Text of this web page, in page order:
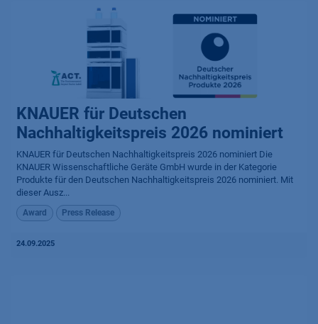
KNAUER für Deutschen
Nachhaltigkeitspreis 2026 nominiert
KNAUER für Deutschen Nachhaltigkeitspreis 2026 nominiert Die
KNAUER Wissenschaftliche Geräte GmbH wurde in der Kategorie
Produkte für den Deutschen Nachhaltigkeitspreis 2026 nominiert. Mit
dieser Ausz...
Award Press Release
24.09.2025